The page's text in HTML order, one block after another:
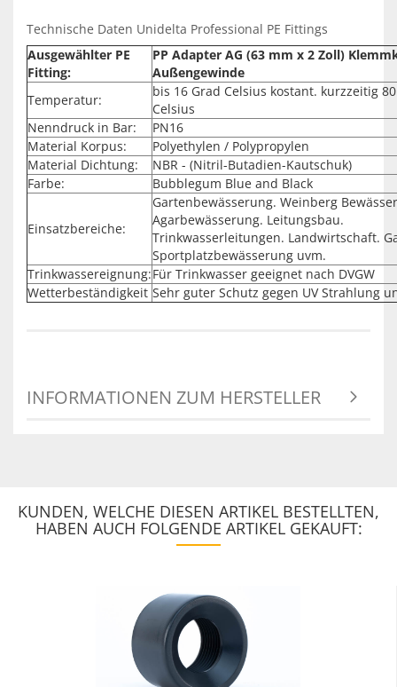
Technische Daten Unidelta Professional PE Fittings
Ausgewählter PE
Fitting:
PP Adapter AG (63 mm x 2 Zoll)
Außengewinde
Temperatur:
bis 16 Grad Celsius kostant. kurzzeitig
Celsius
Nenndruck in Bar:
PN16
Material Korpus:
Polyethylen / Polypropylen
Material Dichtung:
NBR - (Nitril-Butadien-Kautschuk)
Farbe:
Bubblegum Blue and Black
Einsatzbereiche:
Gartenbewässerung. Weinberg
Agarbewässerung. Leitungsbau.
Trinkwasserleitungen. Landwirtschaft.
Sportplatzbewässerung uvm.
Trinkwassereignung:Für Trinkwasser geeignet nach DVGW
Wetterbeständigkeit Sehr guter Schutz gegen UV Strahlung
INFORMATIONEN ZUM HERSTELLER
KUNDEN, WELCHE DIESEN ARTIKEL BESTELLTEN,
HABEN AUCH FOLGENDE ARTIKEL GEKAUFT: